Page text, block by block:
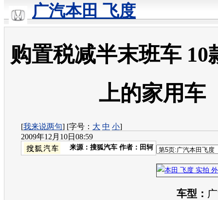
广汽本田 飞度
购置税减半末班车 10
上的家用车
[我来说两句] [字号： 大 中 小]
2009年12月10日08:59
来源： 搜狐汽车 作者：田轲
车型：